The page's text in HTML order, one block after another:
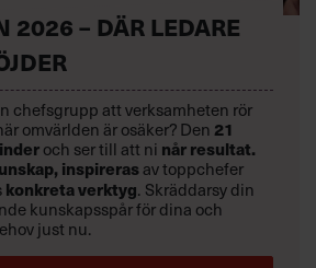
2026 – DÄR LEDARE
chefsgrupp att verksamheten rör
omvärlden är osäker? Den 21
och ser till att ni når resultat.
inspirerasav toppchefer
konkreta verktyg. Skräddarsy din
kunskapsspår för dina och
just nu.